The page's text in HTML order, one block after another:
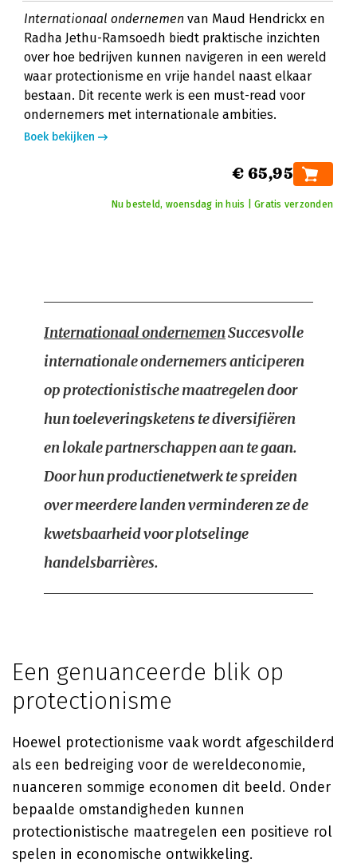
Internationaal ondernemen van Maud Hendrickx en
Radha Jethu-Ramsoedh biedt praktische inzichten
over hoe bedrijven kunnen navigeren in een wereld
waar protectionisme en vrije handel naast elkaar
bestaan. Dit recente werk is een must-read voor
ondernemers met internationale ambities.
Boek bekijken
€ 65,95
Nu besteld, woensdag in huis | Gratis verzonden
Internationaal ondernemenSuccesvolle
internationale ondernemers anticiperen
op protectionistische maatregelen door
hun toeleveringsketens te diversifiëren
en lokale partnerschappen aan te gaan.
Door hun productienetwerk te spreiden
over meerdere landen verminderen ze de
kwetsbaarheid voor plotselinge
handelsbarrières.
Een genuanceerde blik op
protectionisme
Hoewel protectionisme vaak wordt afgeschilderd
als een bedreiging voor de wereldeconomie,
nuanceren sommige economen dit beeld. Onder
bepaalde omstandigheden kunnen
protectionistische maatregelen een positieve rol
spelen in economische ontwikkeling.